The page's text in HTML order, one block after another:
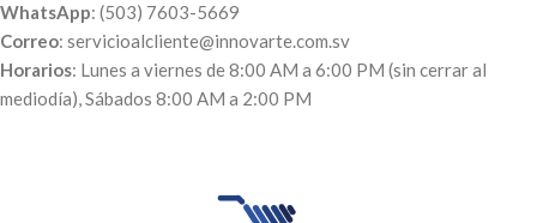
WhatsApp: (503) 7603-5669
Correo: servicioalcliente@innovarte.com.sv
Horarios: Lunes a viernes de 8:00 AM a 6:00 PM (sin cerrar al
mediodía), Sábados 8:00 AM a 2:00 PM